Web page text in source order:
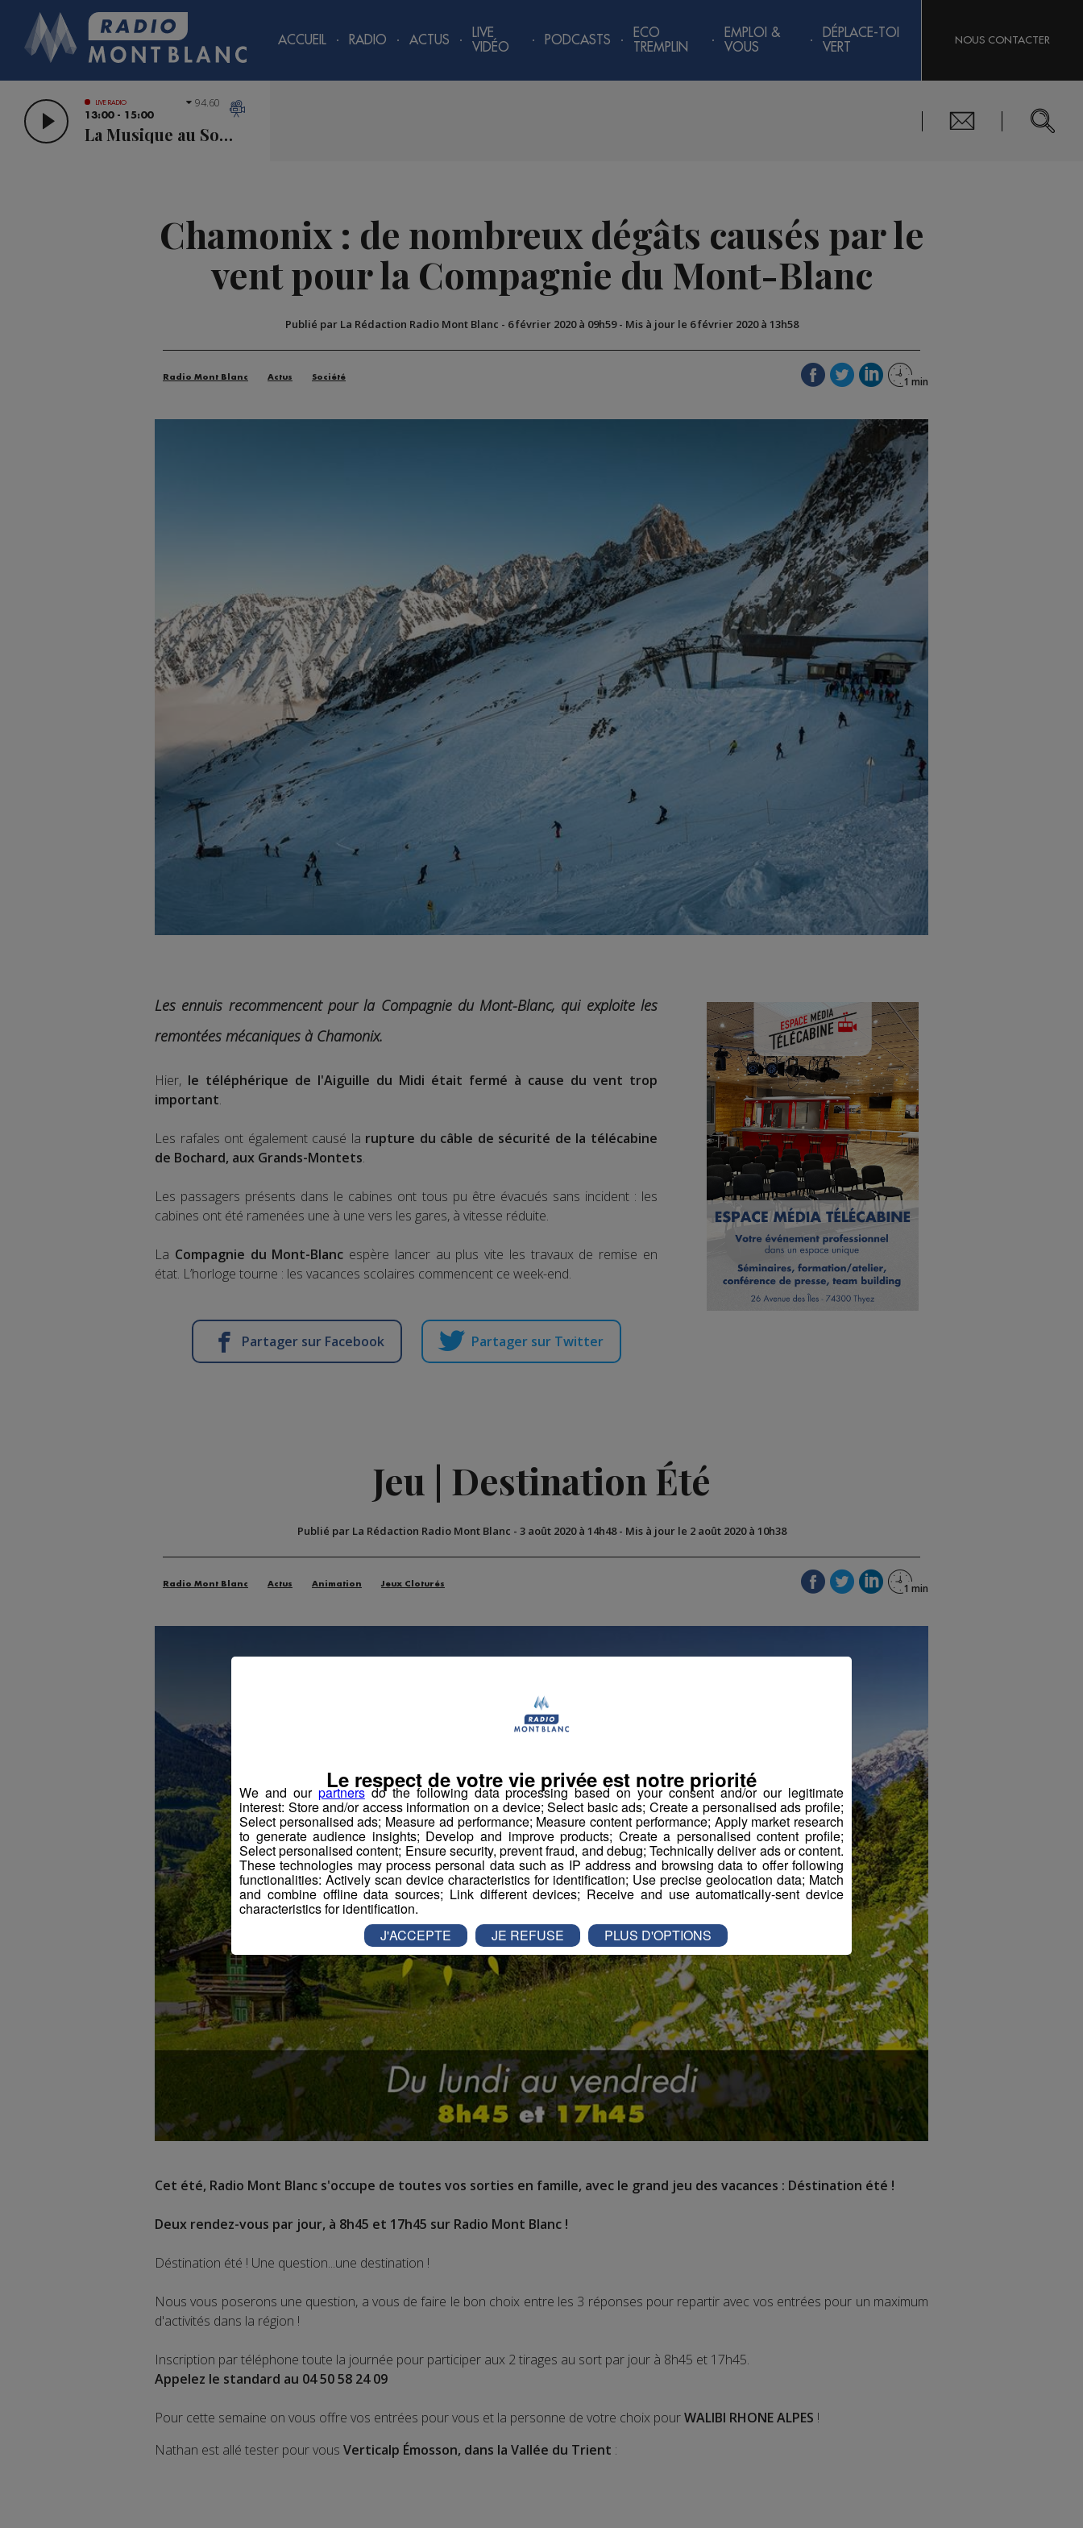
ACCUEIL RADIO ACTUS
LIVE
VIDÉO
PODCASTS
ECO
TREMPLIN
EMPLOI &
VOUS
DÉPLACE-TOI
VERT
NOUS CONTACTER
LIVE RADIO
13:00 - 15:00
La Musique au Sommet
94.60
Chamonix : de nombreux dégâts causés par le
vent pour la Compagnie du Mont-Blanc
Publié par La Rédaction Radio Mont Blanc - 6 février 2020 à 09h59- Mis à jour le 6 février 2020 à 13h58
Radio Mont Blanc Actus Société
Les ennuis recommencent pour la Compagnie du Mont-Blanc, qui exploite les
remontées mécaniques à Chamonix.
Hier, le téléphérique de l'Aiguille du Midi était fermé à cause du vent trop
important.
Les rafales ont également causé la rupture du câble de sécurité de la télécabine
de Bochard, aux Grands-Montets.
Les passagers présents dans le cabines ont tous pu être évacués sans incident : les
cabines ont été ramenées une à une vers les gares, à vitesse réduite.
La Compagnie du Mont-Blanc espère lancer au plus vite les travaux de remise en
état. L’horloge tourne : les vacances scolaires commencent ce week-end.
Partager sur Facebook Partager sur Twitter
Jeu | Destination Été
Publié par La Rédaction Radio Mont Blanc - 3 août 2020 à 14h48- Mis à jour le 2 août 2020 à 10h38
Radio Mont Blanc Actus Animation Jeux Cloturés
Cet été, Radio Mont Blanc s'occupe de toutes vos sorties en famille, avec le grand jeu des vacances : Déstination été !
Deux rendez-vous par jour, à 8h45 et 17h45 sur Radio Mont Blanc !
Déstination été ! Une question...une destination !
Nous vous poserons une question, a vous de faire le bon choix entre les 3 réponses pour repartir avec vos entrées pour un maximum
d'activités dans la région !
Inscription par téléphone toute la journée pour participer aux 2 tirages au sort par jour à 8h45 et 17h45.
Appelez le standard au 04 50 58 24 09
Pour cette semaine on vous offre vos entrées pour vous et la personne de votre choix pourWALIBI RHONE ALPES !
Nathan est allé tester pour vous Verticalp Émosson, dans la Vallée du Trient :
We and our partnersdo the following data processing based on your consent and/or our legitimate
interest: Store and/or access information on a device; Select basic ads; Create a personalised ads profile;
Select personalised ads; Measure ad performance; Measure content performance; Apply market research
to generate audience insights; Develop and improve products; Create a personalised content profile;
Select personalised content; Ensure security, prevent fraud, and debug; Technically deliver ads or content.
These technologies may process personal data such as IP address and browsing data to offer following
functionalities: Actively scan device characteristics for identification; Use precise geolocation data; Match
and combine offline data sources; Link different devices; Receive and use automatically-sent device
characteristics for identification.
Le respect de votre vie privée est notre priorité
J'ACCEPTE JE REFUSE PLUS D'OPTIONS